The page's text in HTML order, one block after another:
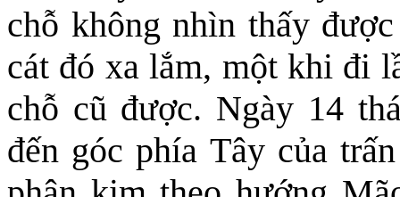
chỗ không nhìn thấy
cát đó xa lắm, một khi đi
chỗ cũ được. Ngày 14
đến góc phía Tây của